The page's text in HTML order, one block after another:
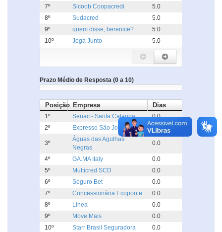
7º
Sicoob Coopacredi
5.0
8º
Sudacred
5.0
9º
quem disse, berenice?
5.0
10º
Joga Junto 5.0
Prazo Médio de Resposta (0 a 10)
Posição Empresa Dias
1º Senac - Santa Catarina
0.0
2º
Expresso São José 0.0
3º
Águas das Agulhas
Negras
0.0
4º GA.MA Italy
0.0
5º
Multicred SCD
0.0
6º
Seguro Bet
0.0
7º
Concessionária Ecoponte
0.0
8º
Linea
0.0
9º
Move Mais
0.0
10º
Starr Brasil Seguradora 0.0